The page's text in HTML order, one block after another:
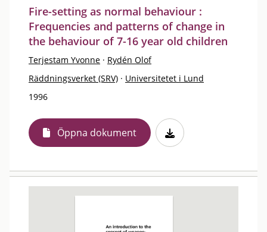
Fire-setting as normal behaviour :
Frequencies and patterns of change in
the behaviour of 7-16 year old children
Terjestam Yvonne · Rydén Olof
Räddningsverket (SRV) · Universitetet i Lund
1996
Öppna dokument